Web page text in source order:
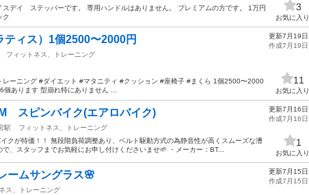
スデイ ステッパーです。 専用ハンドルはありません。 プレミアムの方です。 1万円
ク
3
お気に入り
ィス）1個2500〜2000円
フィットネス、トレーニング
ーニング #ダイエット #マタニティ #クッション #座椅子 #まくら 1個2500〜2000
あります 型崩れ特にありません ...
更新7月19日
作成7月19日
11
お気に入り
スピンバイク(エアロバイク)
駅
フィットネス、トレーニング
クが特価！！ 無段階負荷調整あり、ベルト駆動方式の為静音性が高くスムーズな漕
、スタッフまでお気軽にお申し付けくださいませ🌱 ・メーカー：BT...
更新7月16日
作成7月16日
1
お気に入り
ームサングラス🌸
ス、トレーニング
更新7月15日
作成7月15日